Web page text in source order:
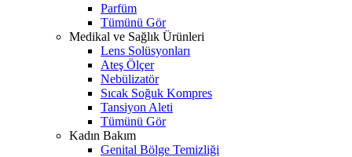
Parfüm
Tümünü Gör
Medikal ve Sağlık Ürünleri
Lens Solüsyonları
Ateş Ölçer
Nebülizatör
Sıcak Soğuk Kompres
Tansiyon Aleti
Tümünü Gör
Kadın Bakım
Genital Bölge Temizliği